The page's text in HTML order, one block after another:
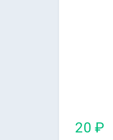
20 ₽